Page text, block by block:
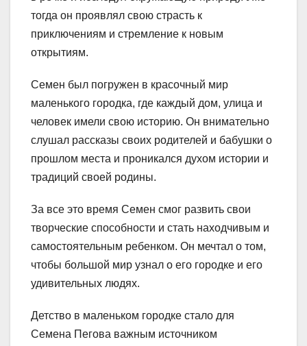
тогда он проявлял свою страсть к
приключениям и стремление к новым
открытиям.
Семен был погружен в красочный мир
маленького городка, где каждый дом, улица и
человек имели свою историю. Он внимательно
слушал рассказы своих родителей и бабушки о
прошлом места и проникался духом истории и
традиций своей родины.
За все это время Семен смог развить свои
творческие способности и стать находчивым и
самостоятельным ребенком. Он мечтал о том,
чтобы большой мир узнал о его городке и его
удивительных людях.
Детство в маленьком городке стало для
Семена Пегова важным источником